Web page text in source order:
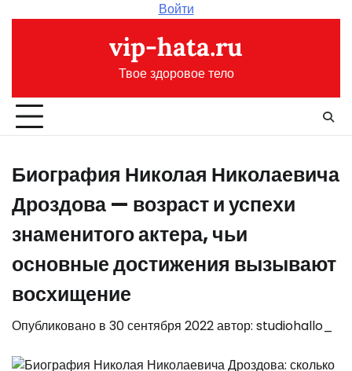
Войти
vip-hata.ru
Твое здоровое тело
Биография Николая Николаевича
Дроздова — возраст и успехи
знаменитого актера, чьи
основные достижения вызывают
восхищение
Опубликовано в 30 сентября 2022автор: studiohallo_